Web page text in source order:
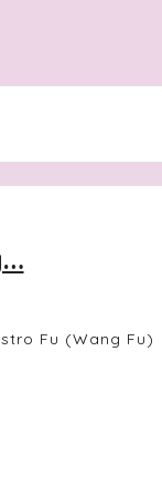
Fu (Wang Fu)